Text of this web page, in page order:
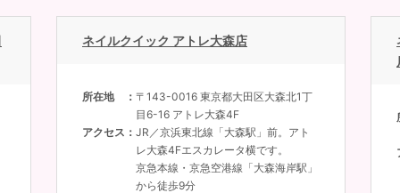
ネイルクイック アトレ大森店
所在地
〒143-0016 東京都大田区大森北1丁
目6-16 アトレ大森4F
アクセス
JR／京浜東北線「大森駅」前。アト
レ大森4Fエスカレータ横です。
京急本線・京急空港線「大森海岸駅」
から徒歩9分